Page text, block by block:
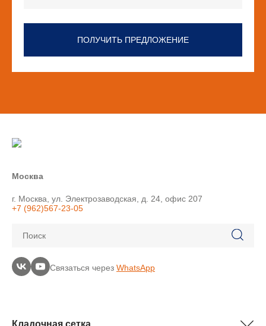
ПОЛУЧИТЬ ПРЕДЛОЖЕНИЕ
Москва
г. Москва, ул. Электрозаводская, д. 24, офис 207
+7 (962)567-23-05
Поиск
Связаться через WhatsApp
Кладочная сетка